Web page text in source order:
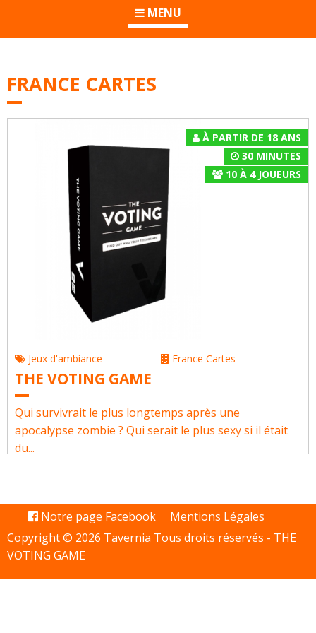
MENU
FRANCE CARTES
À PARTIR DE 18 ANS
30 MINUTES
10À 4JOUEURS
Jeux d'ambiance France Cartes
THE VOTING GAME
Qui survivrait le plus longtemps après une
apocalypse zombie ? Qui serait le plus sexy si il était
du...
Notre page Facebook
Mentions Légales
Copyright © 2026 Tavernia Tous droits réservés - THE
VOTING GAME